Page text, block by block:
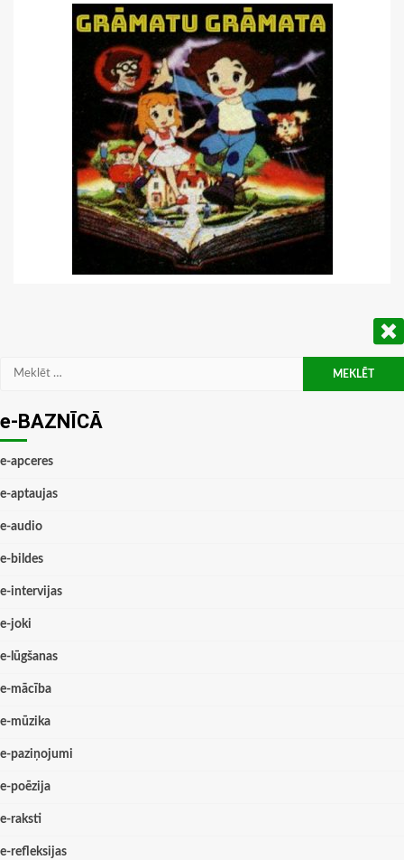
Meklēt:
e-BAZNĪCĀ
e-apceres
e-aptaujas
e-audio
e-bildes
e-intervijas
e-joki
e-lūgšanas
e-mācība
e-mūzika
e-paziņojumi
e-poēzija
e-raksti
e-refleksijas